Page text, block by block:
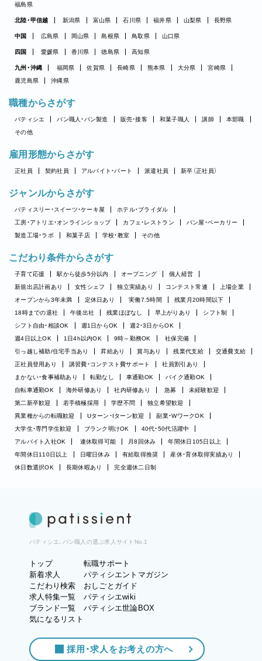
福島県
北陸・甲信越 新潟県 富山県 石川県 福井県 山梨県 長野県
中国 広島県 岡山県 島根県 鳥取県 山口県
四国 愛媛県 香川県 徳島県 高知県
九州・沖縄 福岡県 佐賀県 長崎県 熊本県 大分県
宮崎県
鹿児島県
沖縄県
職種からさがす
パティシエ パン職人・パン製造 販売・接客 和菓子職人 講師
本部職
その他
雇用形態からさがす
正社員 契約社員 アルバイト・パート 派遣社員 新卒（正社員）
ジャンルからさがす
パティスリー・スイーツ・ケーキ屋
ホテル・ブライダル
工房・アトリエ・オンラインショップ
カフェ・レストラン
パン屋・ベーカリー
製造工場・ラボ
和菓子店 学校・教室 その他
こだわり条件からさがす
子育て応援 駅から徒歩5分以内 オープニング
個人経営
新規出店計画あり
女性シェフ 独立実績あり コンテスト常連
上場企業
オープンから3年未満
定休日あり 実働7.5時間
残業月20時間以下
18時までの退社
午後出社 残業ほぼなし 早上がりあり
シフト制
シフト自由・相談OK
週1日からOK
週2・3日からOK
週4日以上OK
1日4h以内OK 9時～勤務OK
社保完備
引っ越し補助/住宅手当あり
昇給あり 賞与あり 残業代支給
交通費支給
正社員登用あり
講習費・コンテスト費サポート
社員割引あり
まかない・食事補助あり
転勤なし 車通勤OK
バイク通勤OK
自転車通勤OK
海外研修あり 社内研修あり 急募
未経験歓迎
第二新卒歓迎
若手積極採用 学歴不問
独立希望歓迎
異業種からの転職歓迎
Uターン・Iターン歓迎
副業・WワークOK
大学生・専門学生歓迎
ブランク明けOK
40代・50代活躍中
アルバイト入社OK
連休取得可能 月8回休み
年間休日105日以上
年間休日110日以上
日曜日休み 有給取得推奨
産休・育休取得実績あり
休日数選択OK
長期休暇あり 完全週休二日制
パティシエ、パン職人の選ぶ求人サイトNo.1
トップ
新着求人
こだわり検索
求人特集一覧
ブランド一覧
気になるリスト
転職サポート
パティシエントマガジン
おしごとガイド
パティシエwiki
パティシエ世論BOX
採用・求人をお考えの方へ